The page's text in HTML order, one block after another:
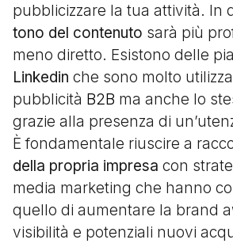
pubblicizzare la tua attività. In
tono del contenuto sarà più
meno diretto. Esistono delle
Linkedin che sono molto
pubblicità B2B ma anche lo
grazie alla presenza di
È fondamentale riuscire a
della propria impresa con
media marketing che hanno
quello di aumentare la brand
visibilità e potenziali nuovi